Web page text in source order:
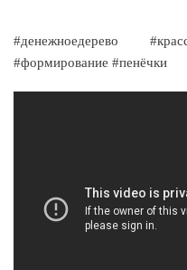
#денежноедерево
#формирование #пенёчки